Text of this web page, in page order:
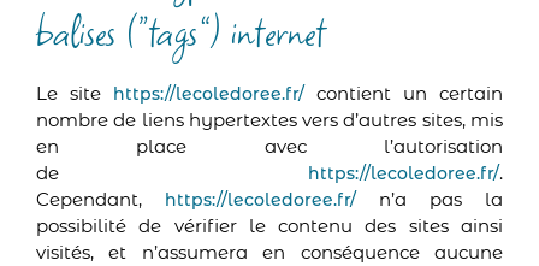
balises (“tags”) internet
Le site https://lecoledoree.fr/ contient un certain
nombre de liens hypertextes vers d’autres sites, mis
en place avec l’autorisation
de
https://lecoledoree.fr/.
Cependant,
https://lecoledoree.fr/ n’a pas la
possibilité de vérifier le contenu des sites ainsi
visités, et n’assumera en conséquence aucune